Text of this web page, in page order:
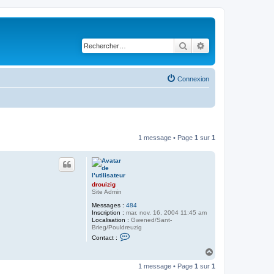
Rechercher
Connexion
1 message • Page 1 sur 1
drouizig
Site Admin
Messages : 484
Inscription : mar. nov. 16, 2004 11:45 am
Localisation : Gwened/Sant-
Brieg/Pouldreuzig
Contact :
u
1 message • Page 1 sur 1